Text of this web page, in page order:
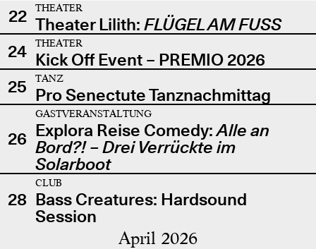
22
THEATER
Theater Lilith: FLÜGEL AM FUSS
24
THEATER
Kick Off Event – PREMIO 2026
25
TANZ
Pro Senectute Tanznachmittag
26
GASTVERANSTALTUNG
Explora Reise Comedy:Alle an
Bord?! – Drei Verrückte im
Solarboot
28
CLUB
Bass Creatures: Hardsound
Session
April 2026